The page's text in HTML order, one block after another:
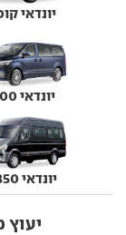
יונדאי
יונדאי i800
יונדאי H350
יעוץ